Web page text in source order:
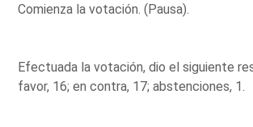
Comienza la votación. (Pausa).
Efectuada la votación, dio el siguiente
favor, 16; en contra, 17; abstenciones, 1.